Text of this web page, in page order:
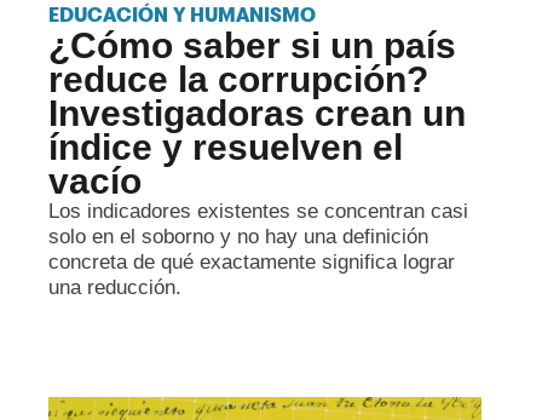
EDUCACIÓN Y HUMANISMO
¿Cómo saber si un país
reduce la corrupción?
Investigadoras crean un
índice y resuelven el
vacío
Los indicadores existentes se concentran casi
solo en el soborno y no hay una definición
concreta de qué exactamente significa lograr
una reducción.